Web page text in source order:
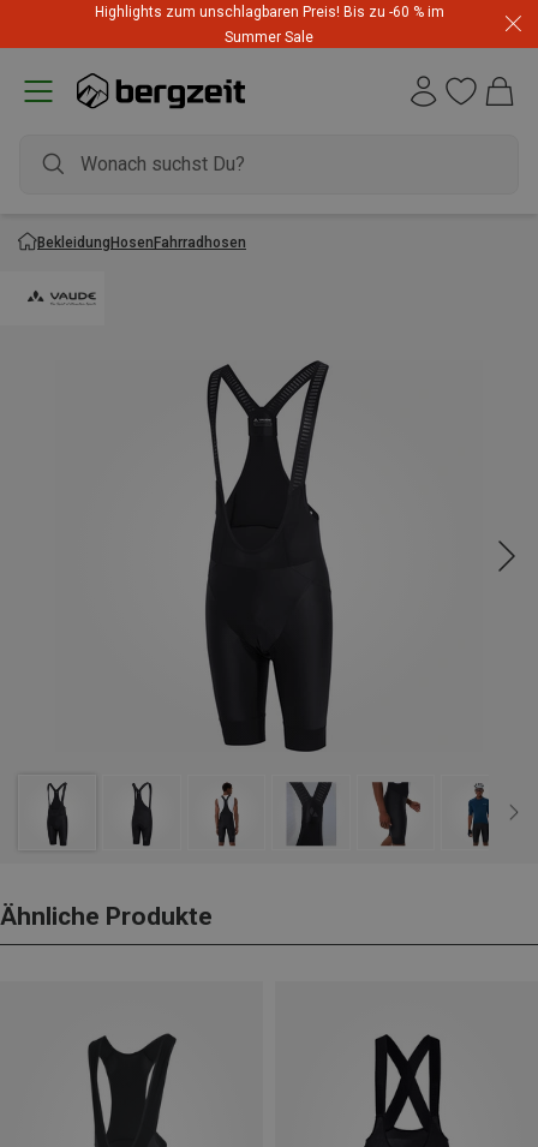
Highlights zum unschlagbaren Preis! Bis zu -60 % im
Summer Sale
BekleidungHosenFahrradhosen
Ähnliche Produkte